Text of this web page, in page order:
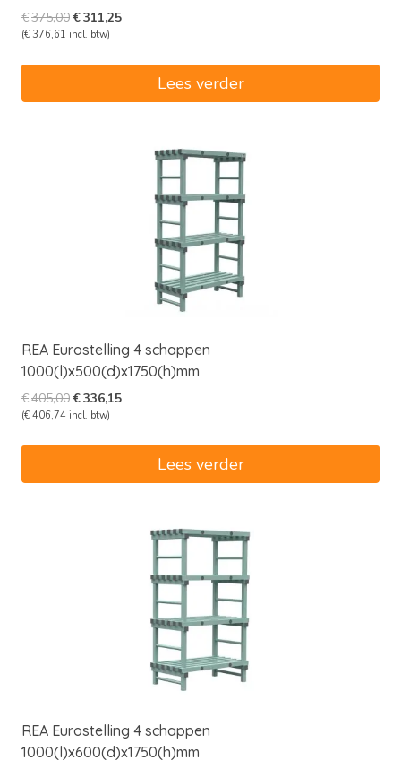
€375,00Oorspronkelijke
prijs
€311,25Huidige
(€ 376,61 incl. btw)
Lees verder
REA Eurostelling 4 schappen
1000(l)x500(d)x1750(h)mm
€405,00Oorspronkelijke
prijs
€336,15Huidige
€336,15.
(€ 406,74 incl. btw)
Lees verder
REA Eurostelling 4 schappen
1000(l)x600(d)x1750(h)mm